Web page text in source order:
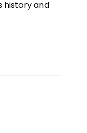
history and